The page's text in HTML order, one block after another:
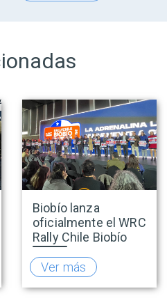
Biobío lanza
oficialmente el WRC
Rally Chile Biobío
2026 con 141
empresas
adheridas al Sello
Ver más